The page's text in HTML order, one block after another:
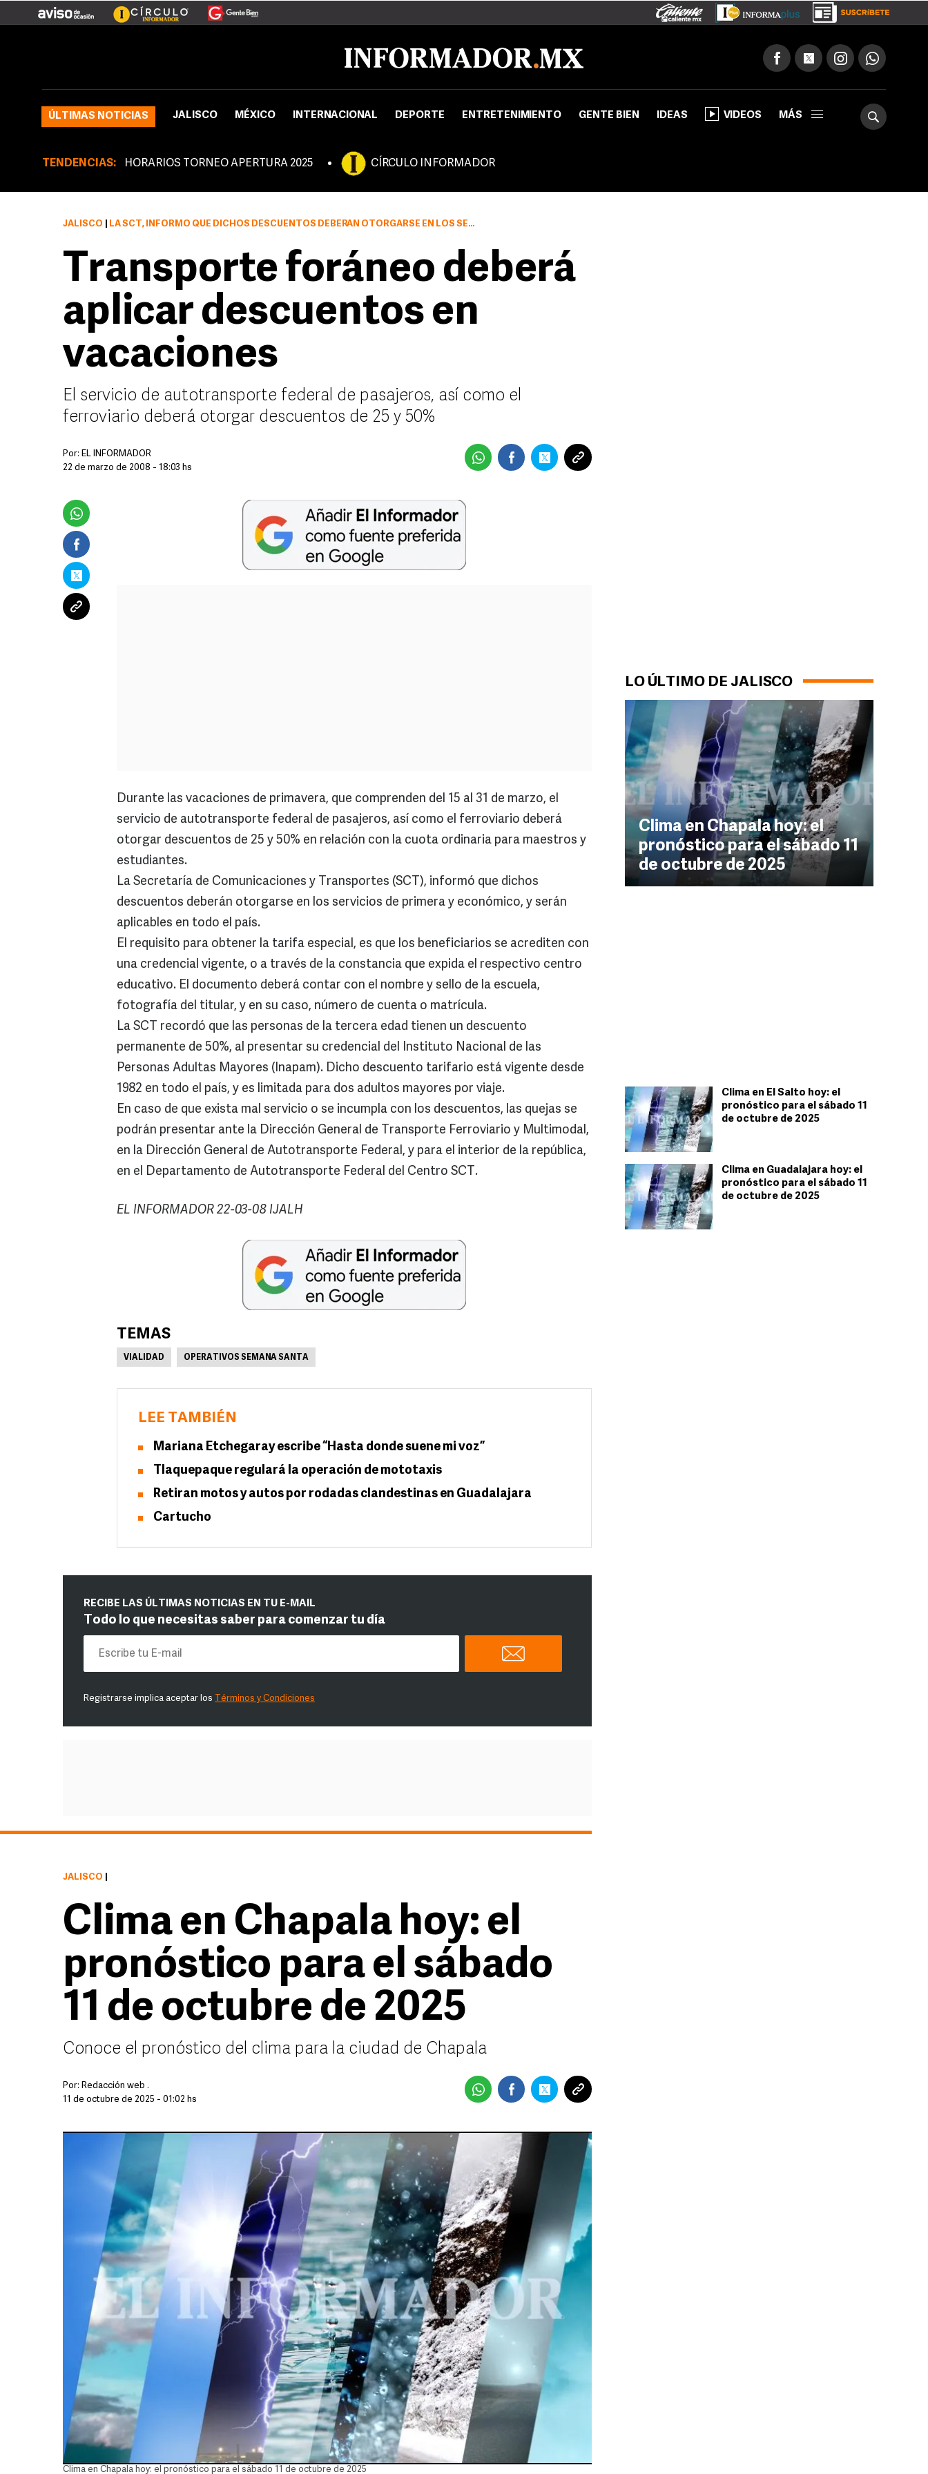
ÚLTIMAS NOTICIAS JALISCO MÉXICO INTERNACIONAL DEPORTE ENTRETENIMIENTO GENTE BIEN IDEAS VIDEOS MÁS
TENDENCIAS: HORARIOS TORNEO APERTURA 2025 CÍRCULO INFORMADOR
LO ÚLTIMO DE JALISCO
Clima en Chapala hoy: el
pronóstico para el sábado 11
de octubre de 2025
Clima en El Salto hoy: el
pronóstico para el sábado 11
de octubre de 2025
Clima en Guadalajara hoy: el
pronóstico para el sábado 11
de octubre de 2025
JALISCO LA SCT, INFORMÓ QUE DICHOS DESCUENTOS DEBERÁN OTORGARSE EN LOS SERVICIOS DE PRIMERA Y ECONÓMICO, Y SERÁN APLICABLES EN TODO EL PAÍS.
Transporte foráneo deberá
aplicar descuentos en
vacaciones
El servicio de autotransporte federal de pasajeros, así como el
ferroviario deberá otorgar descuentos de 25 y 50%
Por: EL INFORMADOR
22 de marzo de 2008 - 18:03 hs
Durante las vacaciones de primavera, que comprenden del 15 al 31 de marzo, el
servicio de autotransporte federal de pasajeros, así como el ferroviario deberá
otorgar descuentos de 25 y 50% en relación con la cuota ordinaria para maestros y
estudiantes.
La Secretaría de Comunicaciones y Transportes (SCT), informó que dichos
descuentos deberán otorgarse en los servicios de primera y económico, y serán
aplicables en todo el país.
El requisito para obtener la tarifa especial, es que los beneficiarios se acrediten con
una credencial vigente, o a través de la constancia que expida el respectivo centro
educativo. El documento deberá contar con el nombre y sello de la escuela,
fotografía del titular, y en su caso, número de cuenta o matrícula.
La SCT recordó que las personas de la tercera edad tienen un descuento
permanente de 50%, al presentar su credencial del Instituto Nacional de las
Personas Adultas Mayores (Inapam). Dicho descuento tarifario está vigente desde
1982 en todo el país, y es limitada para dos adultos mayores por viaje.
En caso de que exista mal servicio o se incumpla con los descuentos, las quejas se
podrán presentar ante la Dirección General de Transporte Ferroviario y Multimodal,
en la Dirección General de Autotransporte Federal, y para el interior de la república,
en el Departamento de Autotransporte Federal del Centro SCT.
EL INFORMADOR 22-03-08 IJALH
TEMAS
VIALIDAD OPERATIVOS SEMANA SANTA
LEE TAMBIÉN
Mariana Etchegaray escribe “Hasta donde suene mi voz”
Tlaquepaque regulará la operación de mototaxis
Retiran motos y autos por rodadas clandestinas en Guadalajara
Cartucho
RECIBE LAS ÚLTIMAS NOTICIAS EN TU E-MAIL
Todo lo que necesitas saber para comenzar tu día
Registrarse implica aceptar los Términos y Condiciones
JALISCO
Clima en Chapala hoy: el
pronóstico para el sábado
11 de octubre de 2025
Conoce el pronóstico del clima para la ciudad de Chapala
Por: Redacción web .
11 de octubre de 2025 - 01:02 hs
Clima en Chapala hoy: el pronóstico para el sábado 11 de octubre de 2025